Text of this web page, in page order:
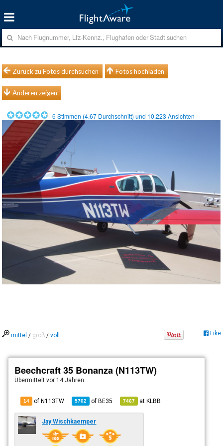
Zurück zu Fotos durchsuchen Fotos hochladen
Anderen zeigen
6 Stimmen (4.67 Durchschnitt) und 10.223 Ansichten
mittel / groß /voll Like
Beechcraft 35 Bonanza (N113TW)
Übermitteltvor 14 Jahren
14 of N113TW 5702 ofBE35 7467 atKLBB
Jay Wischkaemper